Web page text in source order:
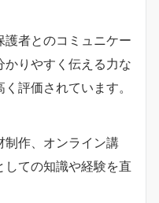
者とのコミュニケー
かりやすく伝える力な
評価されています。
制作、オンライン講
ての知識や経験を直